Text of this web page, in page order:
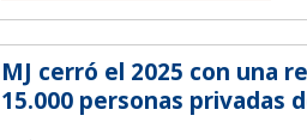
MJ cerró el 2025 con una
15.000 personas privadas